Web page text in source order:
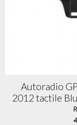
Autoradio
2012 tactile